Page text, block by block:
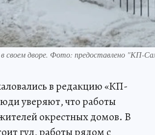
в своем дворе. Фото: предоставлено "КП-
в редакцию «КП-
уверяют, что работы
окрестных домов. В
гул, работы рядом с